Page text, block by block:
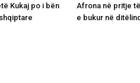
Kukaj po i bën
Afrona në pritje
e bukur në